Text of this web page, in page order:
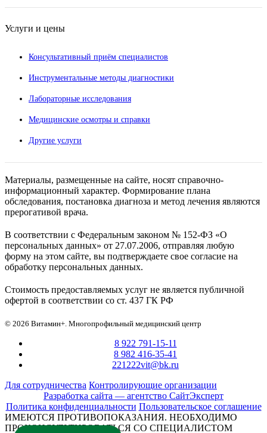
Услуги и цены
Консультативный приём специалистов
Инструментальные методы диагностики
Лабораторные исследования
Медицинские осмотры и справки
Другие услуги
Материалы, размещенные на сайте, носят справочно-
информационный характер. Формирование плана
обследования, постановка диагноза и метод лечения являются
прерогативой врача.
В соответствии с Федеральным законом № 152-ФЗ «О
персональных данных» от 27.07.2006, отправляя любую
форму на этом сайте, вы подтверждаете свое согласие на
обработку персональных данных.
Стоимость предоставляемых услуг не является публичной
офертой в соответствии со ст. 437 ГК РФ
© 2026 Витамин+. Многопрофильный медицинский центр
8 922 791-15-11
8 982 416-35-41
221222vit@bk.ru
Для сотрудничества Контролирующие организации
Разработка сайта — агентство СайтЭксперт
Политика конфиденциальности Пользовательское соглашение
ИМЕЮТСЯ ПРОТИВОПОКАЗАНИЯ. НЕОБХОДИМО
ПРОКОНСУЛЬТИРОВАТЬСЯ СО СПЕЦИАЛИСТОМ